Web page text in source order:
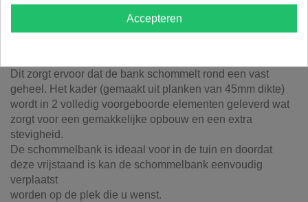
De in druk geïmpregneerd rood Noors grenen
Dit zorgt ervoor dat de bank schommelt rond een vast
geheel. Het kader (gemaakt uit planken van 45mm dikte)
wordt in 2 volledig voorgeboorde elementen geleverd wat
zorgt voor een gemakkelijke opbouw en een extra
stevigheid.
De schommelbank is ideaal voor in de tuin en doordat
deze vrijstaand is kan de schommelbank eenvoudig
verplaatst
worden op de plek die u wenst.
Accepteren